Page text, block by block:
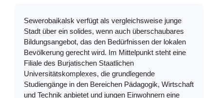
Sewerobaikalsk verfügt als vergleichsweise junge
Stadt über ein solides, wenn auch überschaubares
Bildungsangebot, das den Bedürfnissen der lokalen
Bevölkerung gerecht wird. Im Mittelpunkt steht eine
Filiale des Burjatischen Staatlichen
Universitätskomplexes, die grundlegende
Studiengänge in den Bereichen Pädagogik, Wirtschaft
und Technik anbietet und jungen Einwohnern eine